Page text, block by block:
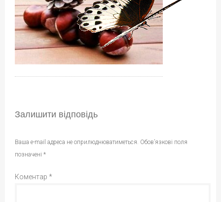
Залишити відповідь
Ваша e-mail адреса не оприлюднюватиметься. Обов’язкові поля
позначені *
Коментар *